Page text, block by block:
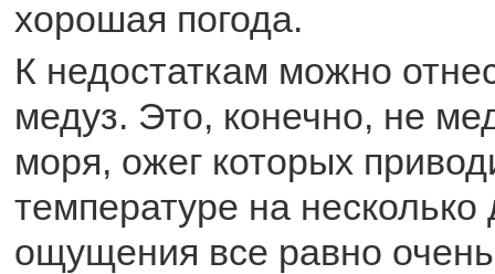
хорошая погода.
К недостаткам можно
медуз. Это, конечно, не
моря, ожег которых
температуре на несколько
ощущения все равно